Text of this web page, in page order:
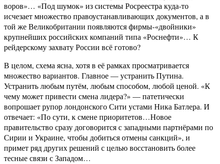
воров»… «Под шумок» из системы Росреестра куда-то
исчезает множество правоустанавливающих документов, а в
той же Великобритании появляются фирмы-«двойники»
крупнейших российских компаний типа «Роснефти»… К
рейдерскому захвату России всё готово?
В целом, схема ясна, хотя в её рамках просматривается
множество вариантов. Главное — устранить Путина.
Устранить любым путём, любым способом, любой ценой. «К
чему может привести смена лидера?» — патетически
вопрошает рупор лондонского Сити устами Ника Батлера. И
отвечает: «По сути, к смене приоритетов…Новое
правительство сразу договорится с западными партнёрами по
Сирии и Украине, чтобы добиться отмены санкций», и
примет ряд других решений с целью восстановить более
тесные связи с Западом…